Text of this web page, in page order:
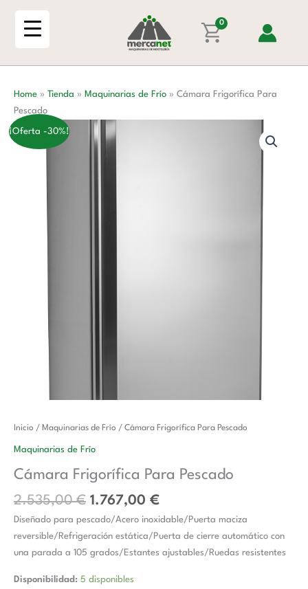
0
Home » Tienda » Maquinarias de Frío » Cámara Frigorífica Para
Pescado
¡Oferta -30%!
Inicio / Maquinarias de Frío / Cámara Frigorífica Para Pescado
Maquinarias de Frío
Cámara Frigorífica Para Pescado
2.535,00€
El
precio
era:
2.535,00 €.
1.767,00 €
El
es:
1.767,00 €.
Diseñado para pescado/Acero inoxidable/Puerta maciza
reversible/Refrigeración estática/Puerta de cierre automático con
una parada a 105 grados/Estantes ajustables/Ruedas resistentes
Disponibilidad: 5 disponibles
Cámara
Frigorífica
Pescado
cantidad
cantidad